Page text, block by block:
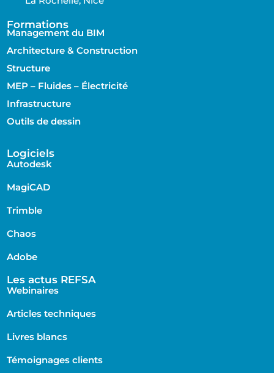
Formations
Management du BIM
Architecture & Construction
Structure
MEP – Fluides – Électricité
Infrastructure
Outils de dessin
Logiciels
Autodesk
MagiCAD
Trimble
Chaos
Adobe
Les actus REFSA
Webinaires
Articles techniques
Livres blancs
Témoignages clients